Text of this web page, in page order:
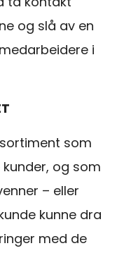
og slå av en
i
som
og som
– eller
kunne dra
med de